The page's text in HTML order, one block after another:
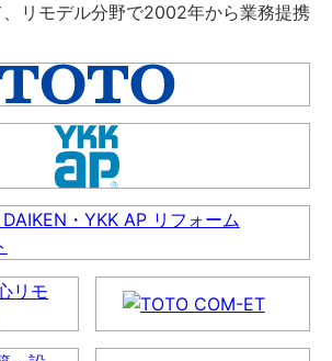
リモデル分野で2002年から業務提携